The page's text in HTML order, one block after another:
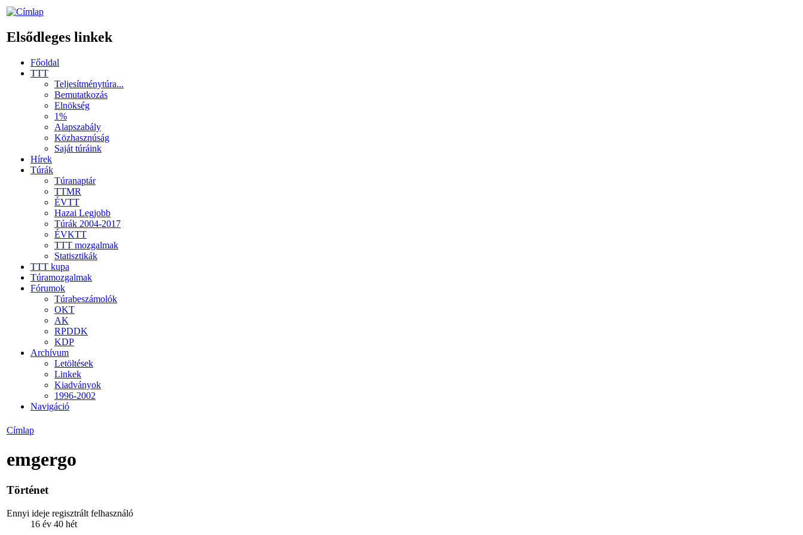
Elsődleges linkek
Főoldal
TTT
Teljesítménytúra...
Bemutatkozás
Elnökség
1%
Alapszabály
Közhasznúság
Saját túráink
Hírek
Túrák
Túranaptár
TTMR
ÉVTT
Hazai Legjobb
Túrák 2004-2017
ÉVKTT
TTT mozgalmak
Statisztikák
TTT kupa
Túramozgalmak
Fórumok
Túrabeszámolók
OKT
AK
RPDDK
KDP
Archívum
Letöltések
Linkek
Kiadványok
1996-2002
Navigáció
Címlap
emgergo
Történet
Ennyi ideje regisztrált felhasználó
16 év 40 hét